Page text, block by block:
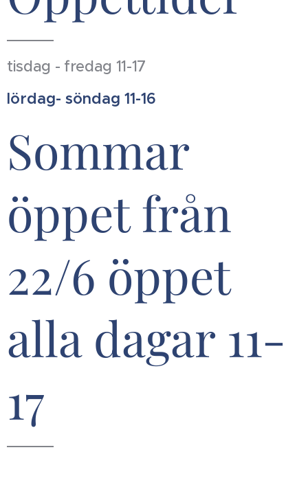
tisdag - fredag 11-17
lördag- söndag 11-16
Sommar
öppet från
22/6 öppet
alla dagar 11-
17